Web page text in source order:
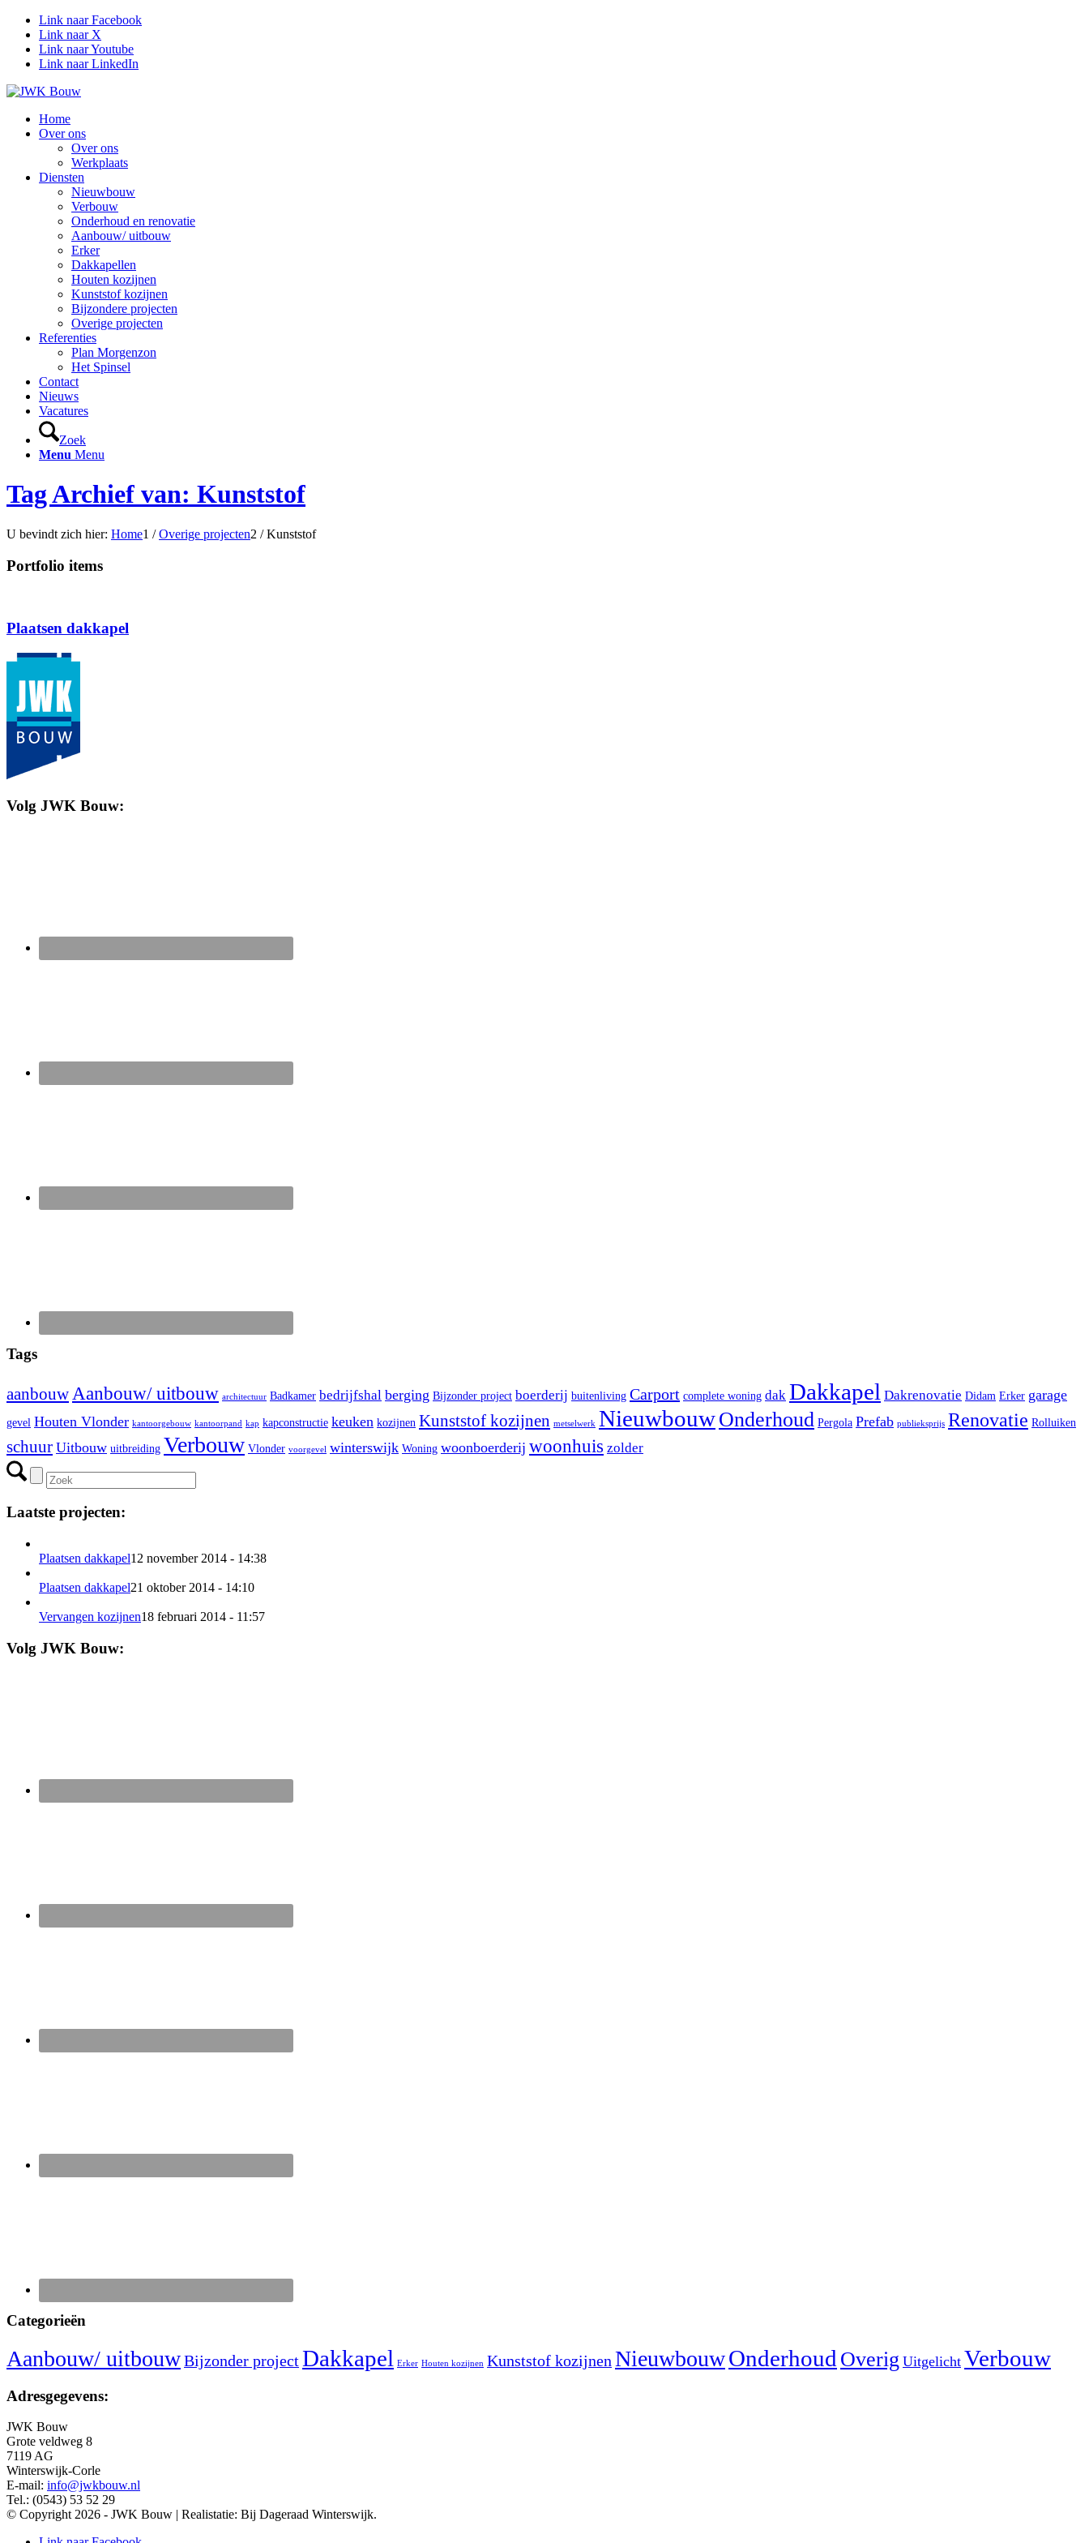
Link naar Facebook
Link naar X
Link naar Youtube
Link naar LinkedIn
Home
Over ons
Over ons
Werkplaats
Diensten
Nieuwbouw
Verbouw
Onderhoud en renovatie
Aanbouw/ uitbouw
Erker
Dakkapellen
Houten kozijnen
Kunststof kozijnen
Bijzondere projecten
Overige projecten
Referenties
Plan Morgenzon
Het Spinsel
Contact
Nieuws
Vacatures
Zoek
Menu Menu
Tag Archief van: Kunststof
U bevindt zich hier: Home1 / Overige projecten2 / Kunststof
Portfolio items
Plaatsen dakkapel
Volg JWK Bouw:
Tags
aanbouw Aanbouw/ uitbouw architectuur Badkamer bedrijfshal berging Bijzonder project boerderij buitenliving Carport complete woning dak Dakkapel Dakrenovatie Didam Erker garage
gevel Houten Vlonder kantoorgebouw kantoorpand kap kapconstructie keuken kozijnen Kunststof kozijnen metselwerk NieuwbouwOnderhoud Pergola Prefab publieksprijs Renovatie Rolluiken
schuur Uitbouw uitbreiding Verbouw Vlonder voorgevel winterswijk Woning woonboerderij woonhuis zolder
Laatste projecten:
Plaatsen dakkapel12 november 2014 - 14:38
Plaatsen dakkapel21 oktober 2014 - 14:10
Vervangen kozijnen18 februari 2014 - 11:57
Volg JWK Bouw:
Categorieën
Aanbouw/ uitbouwBijzonder projectDakkapel Erker Houten kozijnen Kunststof kozijnen NieuwbouwOnderhoud Overig Uitgelicht Verbouw
Adresgegevens:
JWK Bouw
Grote veldweg 8
7119 AG
Winterswijk-Corle
E-mail: info@jwkbouw.nl
Tel.: (0543) 53 52 29
© Copyright 2026 - JWK Bouw | Realistatie: Bij Dageraad Winterswijk.